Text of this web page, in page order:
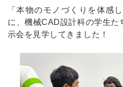
「本物のモノづくりを体感
に、機械CAD設計科の学生た
示会を見学してきました！